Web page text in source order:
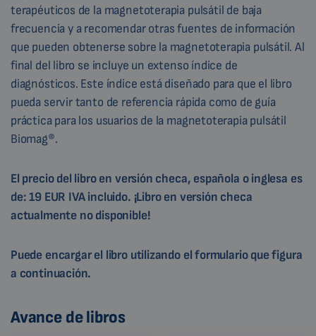
terapéuticos de la magnetoterapia pulsátil de baja
frecuencia y a recomendar otras fuentes de información
que pueden obtenerse sobre la magnetoterapia pulsátil. Al
final del libro se incluye un extenso índice de
diagnósticos. Este índice está diseñado para que el libro
pueda servir tanto de referencia rápida como de guía
práctica para los usuarios de la magnetoterapia pulsátil
Biomag®.
El precio del libro en versión checa, española o inglesa es
de: 19 EUR IVA incluido. ¡Libro en versión checa
actualmente no disponible!
Puede encargar el libro utilizando el formulario que figura
a continuación.
Avance de libros